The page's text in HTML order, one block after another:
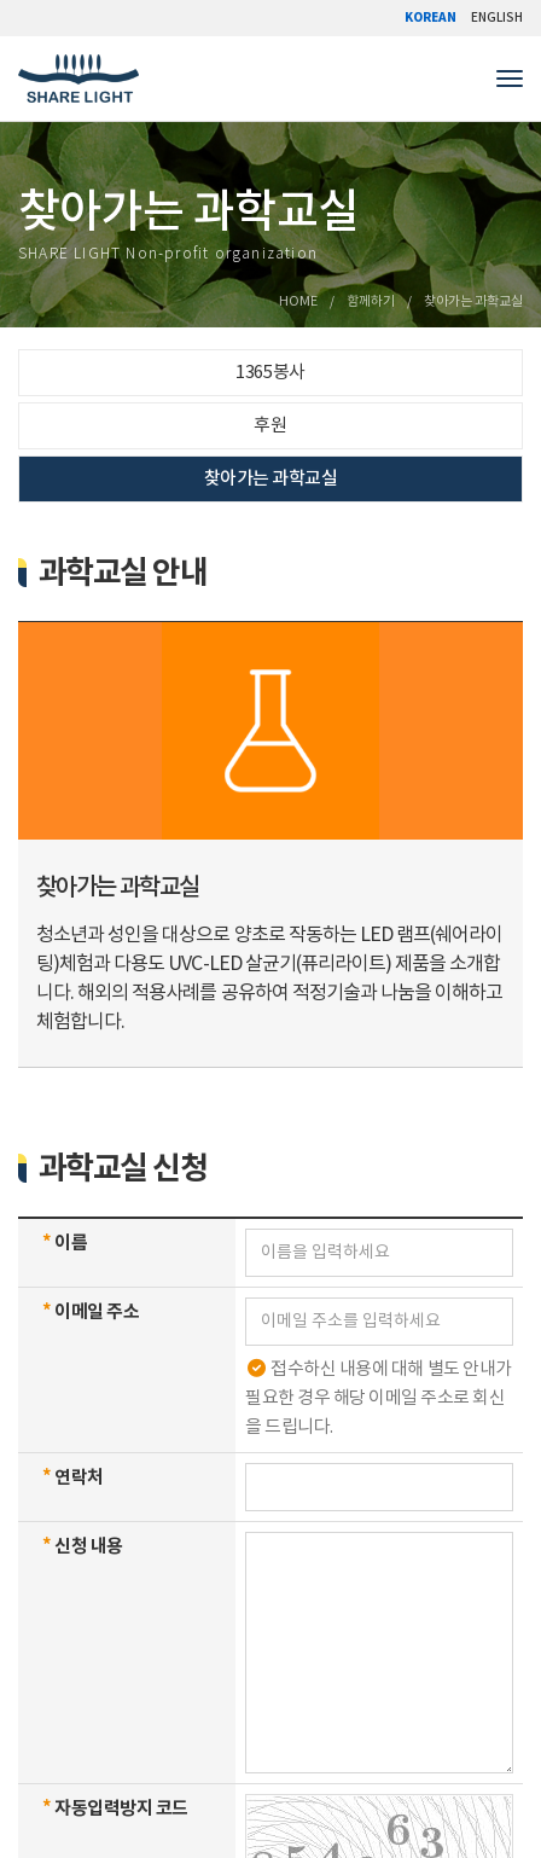
KOREAN ENGLISH
찾아가는 과학교실
SHARE LIGHT Non-profit organization
HOME 함께하기 찾아가는 과학교실
1365봉사
후원
찾아가는 과학교실
과학교실 안내
찾아가는 과학교실
청소년과 성인을 대상으로 양초로 작동하는 LED 램프(쉐어라이
팅)체험과 다용도 UVC-LED 살균기(퓨리라이트) 제품을 소개합
니다. 해외의 적용사례를 공유하여 적정기술과 나눔을 이해하고
체험합니다.
과학교실 신청
* 이름
* 이메일 주소
필요한 경우 해당 이메일 주소로 회신
을 드립니다.
* 연락처
* 신청 내용
*자동입력방지 코드